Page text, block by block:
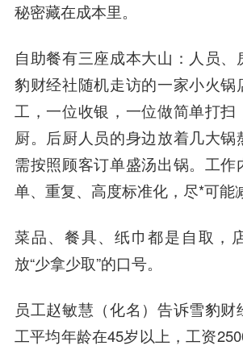
秘密藏在成本里。
自助餐有三座成本大山：人员、
豹财经社随机走访的一家小火锅
工，一位收银，一位做简单打扫
厨。后厨人员的身边放着几大锅
需按照顾客订单盛汤出锅。工作
单、重复、高度标准化，尽*可能
菜品、餐具、纸巾都是自取，
放“少拿少取”的口号。
员工赵敏慧（化名）告诉雪豹财
工平均年龄在45岁以上，工资